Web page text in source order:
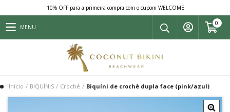
10% OFF para a primeira compra com o cupom WELCOME
MENU
0
Início / BIQUÍNIS / Crochê / Biquíni de crochê dupla face (pink/azul)